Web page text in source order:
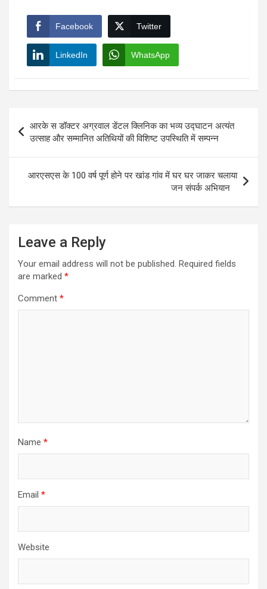
Facebook Twitter
LinkedIn WhatsApp
navigation
आरके स डॉक्टर अग्रवाल डेंटल क्लिनिक का भव्य उद्घाटन अत्यंत
उत्साह और सम्मानित अतिथियों की विशिष्ट उपस्थिति में सम्पन्न
आरएसएस के 100 वर्ष पूर्ण होने पर खांड गांव में घर घर जाकर चलाया
जन संपर्क अभियान
Leave a Reply
Your email address will not be published. Required fields
are marked *
Comment *
Name *
Email *
Website